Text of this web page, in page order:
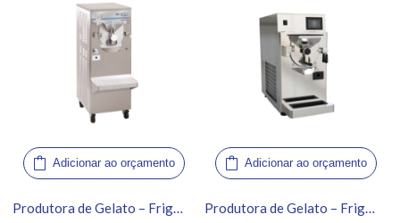
Adicionar ao orçamento
Produtora de Gelato – Frigomat, Titan 2
Adicionar ao orçamento
Produtora de Gelato – Frigomat, Titan 20